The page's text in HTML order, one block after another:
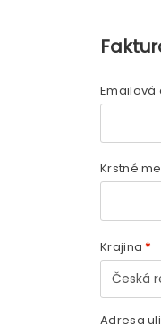
Emailová
Krstné
Krajina*
Česká
Adresa